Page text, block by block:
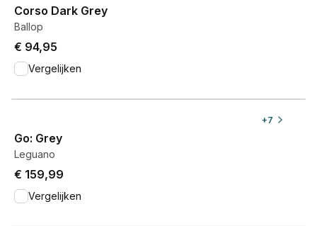
Corso Dark Grey
Ballop
€ 94,95
Vergelijken
+7
Go: Grey
Leguano
€ 159,99
Vergelijken